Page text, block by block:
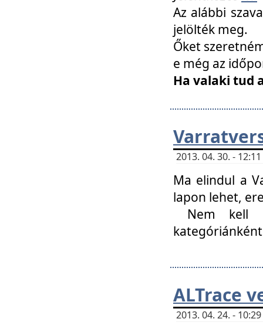
Az alábbi
jelölték meg.
Őket
e még az
Ha valaki tud
2013. 04. 30. -
Ma elindul a
lapon lehet,
Nem kell
ALTrace
2013. 04. 24. -